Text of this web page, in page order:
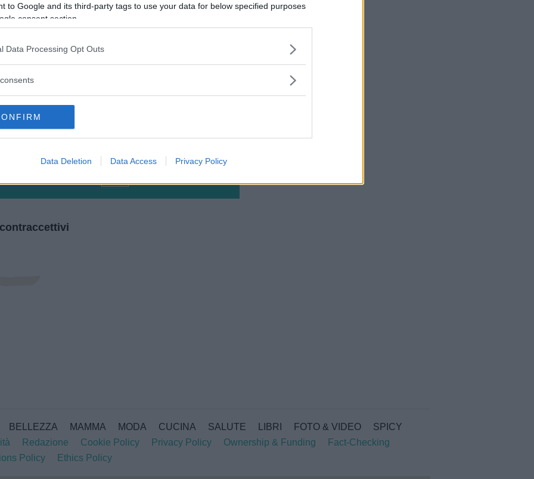
to Google and its third-party tags to use your data for below specified purposes
consent section.
Data Processing Opt Outs
Data Deletion Data Access Privacy Policy
Calcagni
ORIENTATIVO E NON SOSTITUISCE IN
CURANTE O DELLO SPECIALISTA DI
Ti è stato utile?
Rate this item:
SUBMIT RATING
Non ci sono ancora voti.
BELLEZZA MAMMA MODA CUCINA SALUTE LIBRI FOTO & VIDEO
SPICY
Redazione Cookie Policy Privacy Policy Ownership & Funding
Fact-Checking
Policy
Ethics Policy